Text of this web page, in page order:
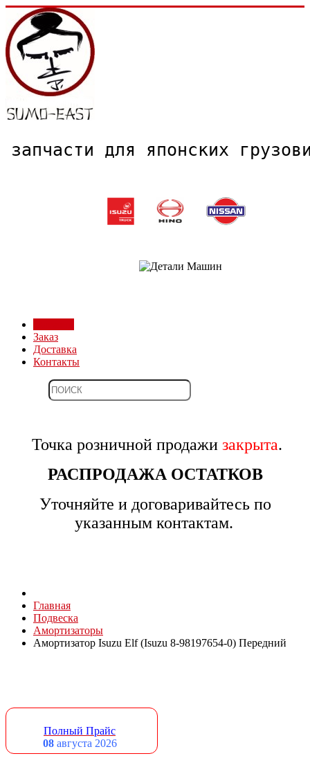
запчасти для японских
Заказ
Доставка
Контакты
Точка розничной продажи закрыта.
РАСПРОДАЖА ОСТАТКОВ
Уточняйте и договаривайтесь по
указанным контактам.
Главная
Подвеска
Амортизаторы
Амортизатор Isuzu Elf (Isuzu 8-98197654-0) Передний
Полный Прайс
08августа 2026